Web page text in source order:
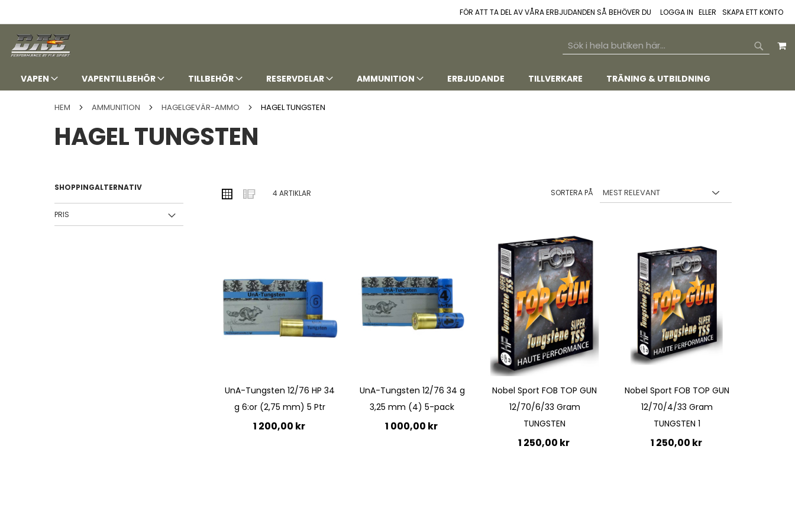
TILL
INNEHÅLLET
FÖR ATT TA DEL AV VÅRA ERBJUDANDEN SÅ BEHÖVER DU LOGGA IN SKAPA ETT KONTO
SEARCH
VAPEN VAPENTILLBEHÖR TILLBEHÖR RESERVDELAR AMMUNITION ERBJUDANDE TILLVERKARE TRÄNING & UTBILDNING
HEM AMMUNITION HAGELGEVÄR-AMMO HAGEL TUNGSTEN
HAGEL TUNGSTEN
VISA
SOM
RutnätListvy
4ARTIKLAR SORTERA PÅ
UnA-Tungsten 12/76 HP 34
g 6:or (2,75 mm) 5 Ptr
1 200,00 kr
UnA-Tungsten 12/76 34 g
3,25 mm (4) 5-pack
1 000,00 kr
Nobel Sport FOB TOP GUN
12/70/6/33 Gram
TUNGSTEN
1 250,00 kr
Nobel Sport FOB TOP GUN
12/70/4/33 Gram
TUNGSTEN 1
1 250,00 kr
SHOPPINGALTERNATIV
PRIS